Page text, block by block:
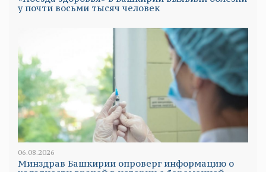
у почти восьми тысяч человек
06.08.2026
Минздрав Башкирии опроверг информацию о